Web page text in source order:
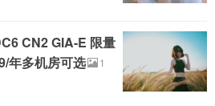
CN2 GIA-E 限量
年多机房可选
1